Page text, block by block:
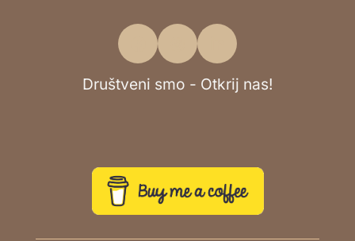
Društveni smo - Otkrij nas!